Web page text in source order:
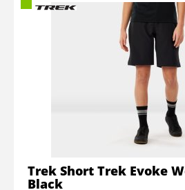
Trek Short Trek Evoke
Black